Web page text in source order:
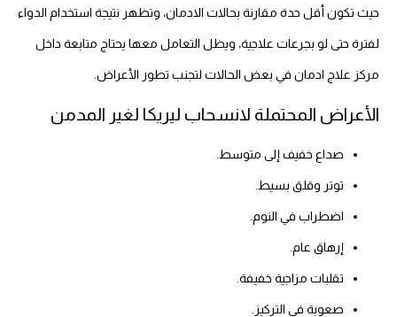
حيث تكون أقل حدة مقارنة بحالات الادمان، وتظهر نتيجة استخدام الدواء
لفترة حتى لو بجرعات علاجية، ويظل التعامل معها يحتاج متابعة داخل
مركز علاج ادمان في بعض الحالات لتجنب تطور الأعراض.
الأعراض المحتملة لانسحاب ليريكا لغير المدمن
صداع خفيف إلى متوسط.
توتر وقلق بسيط.
اضطراب في النوم.
إرهاق عام.
تقلبات مزاجية خفيفة.
صعوبة في التركيز.